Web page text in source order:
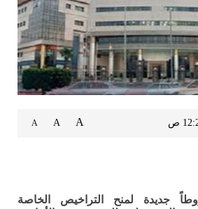
A
A
A
جديدة لمنح التراخيص الخاصة